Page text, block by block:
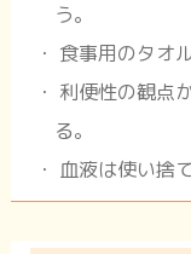
う。
食事用のタオ
利便性の観点
る。
血液は使い捨